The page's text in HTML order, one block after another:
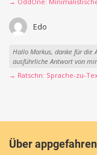
Edo
Hallo Markus, danke für die
ausführliche Antwort von
→ Ratschn: Sprache-zu-
Über